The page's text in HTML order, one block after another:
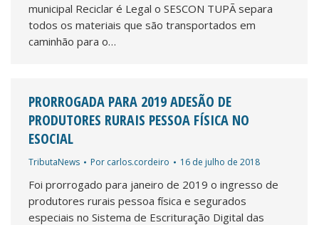
municipal Reciclar é Legal o SESCON TUPÃ separa
todos os materiais que são transportados em
caminhão para o…
PRORROGADA PARA 2019 ADESÃO DE
PRODUTORES RURAIS PESSOA FÍSICA NO
ESOCIAL
TributaNews Por carlos.cordeiro 16 de julho de 2018
Foi prorrogado para janeiro de 2019 o ingresso de
produtores rurais pessoa física e segurados
especiais no Sistema de Escrituração Digital das